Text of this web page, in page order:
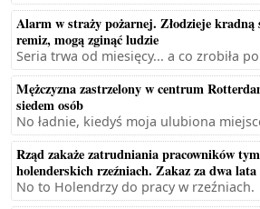
Alarm w straży pożarnej. Złodzieje kradną
remiz, mogą zginąć ludzie
Seria trwa od miesięcy... a co zrobiła
Mężczyzna zastrzelony w centrum
siedem osób
No ładnie, kiedyś moja ulubiona
Rząd zakaże zatrudniania pracowników
holenderskich rzeźniach. Zakaz za dwa lata
No to Holendrzy do pracy w rzeźniach.